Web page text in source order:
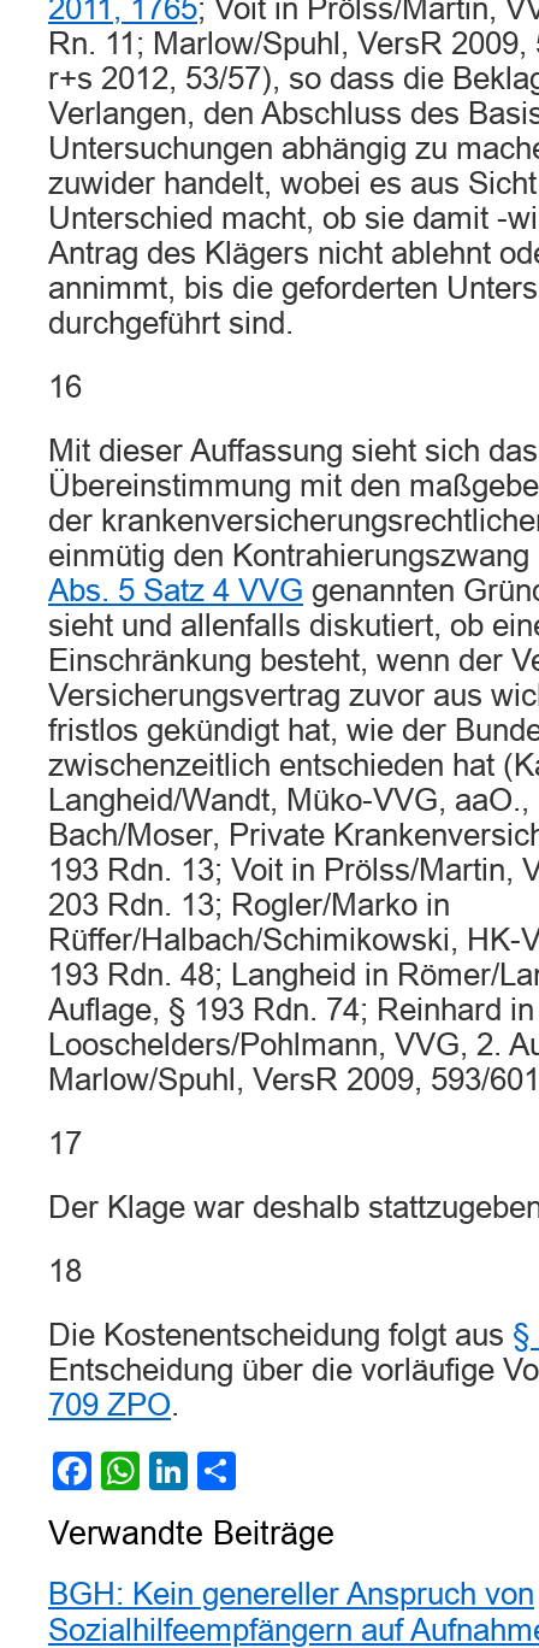
2011, 1765; Voit in Prölss/Martin,
Rn. 11; Marlow/Spuhl, VersR
r+s 2012, 53/57), so dass die
Verlangen, den Abschluss des
Untersuchungen abhängig zu
zuwider handelt, wobei es aus
Unterschied macht, ob sie damit -
Antrag des Klägers nicht ablehnt
annimmt, bis die geforderten
durchgeführt sind.
16
Mit dieser Auffassung sieht sich
Übereinstimmung mit den
der
einmütig den
Abs. 5 Satz 4 VVG genannten
sieht und allenfalls diskutiert, ob
Einschränkung besteht, wenn der
Versicherungsvertrag zuvor aus
fristlos gekündigt hat, wie der
zwischenzeitlich entschieden hat
Langheid/Wandt, Müko-VVG,
Bach/Moser, Private
193 Rdn. 13; Voit in Prölss/Martin,
203 Rdn. 13; Rogler/Marko in
Rüffer/Halbach/Schimikowski, HK-
193 Rdn. 48; Langheid in Römer/
Auflage, § 193 Rdn. 74; Reinhard in
Looschelders/Pohlmann, VVG, 2.
Marlow/Spuhl, VersR 2009, 593/
17
Der Klage war deshalb
18
Die Kostenentscheidung folgt aus §
Entscheidung über die vorläufige
709 ZPO.
Facebook
WhatsApp
LinkedIn
Verwandte Beiträge
BGH: Kein genereller Anspruch von
Sozialhilfeempfängern auf